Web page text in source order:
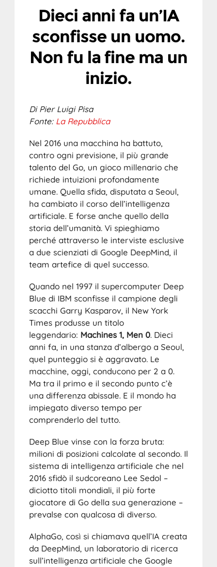
Dieci anni fa un’IA
sconfisse un uomo.
Non fu la fine ma un
inizio.
Di Pier Luigi Pisa
Fonte: La Repubblica
Nel 2016 una macchina ha battuto,
contro ogni previsione, il più grande
talento del Go, un gioco millenario che
richiede intuizioni profondamente
umane. Quella sfida, disputata a Seoul,
ha cambiato il corso dell’intelligenza
artificiale. E forse anche quello della
storia dell’umanità. Vi spieghiamo
perché attraverso le interviste esclusive
a due scienziati di Google DeepMind, il
team artefice di quel successo.
Quando nel 1997 il supercomputer Deep
Blue di IBM sconfisse il campione degli
scacchi Garry Kasparov, il New York
Times produsse un titolo
leggendario: Machines 1, Men 0. Dieci
anni fa, in una stanza d’albergo a Seoul,
quel punteggio si è aggravato. Le
macchine, oggi, conducono per 2 a 0.
Ma tra il primo e il secondo punto c’è
una differenza abissale. E il mondo ha
impiegato diverso tempo per
comprenderlo del tutto.
Deep Blue vinse con la forza bruta:
milioni di posizioni calcolate al secondo. Il
sistema di intelligenza artificiale che nel
2016 sfidò il sudcoreano Lee Sedol –
diciotto titoli mondiali, il più forte
giocatore di Go della sua generazione –
prevalse con qualcosa di diverso.
AlphaGo, così si chiamava quell’IA creata
da DeepMind, un laboratorio di ricerca
sull’intelligenza artificiale che Google